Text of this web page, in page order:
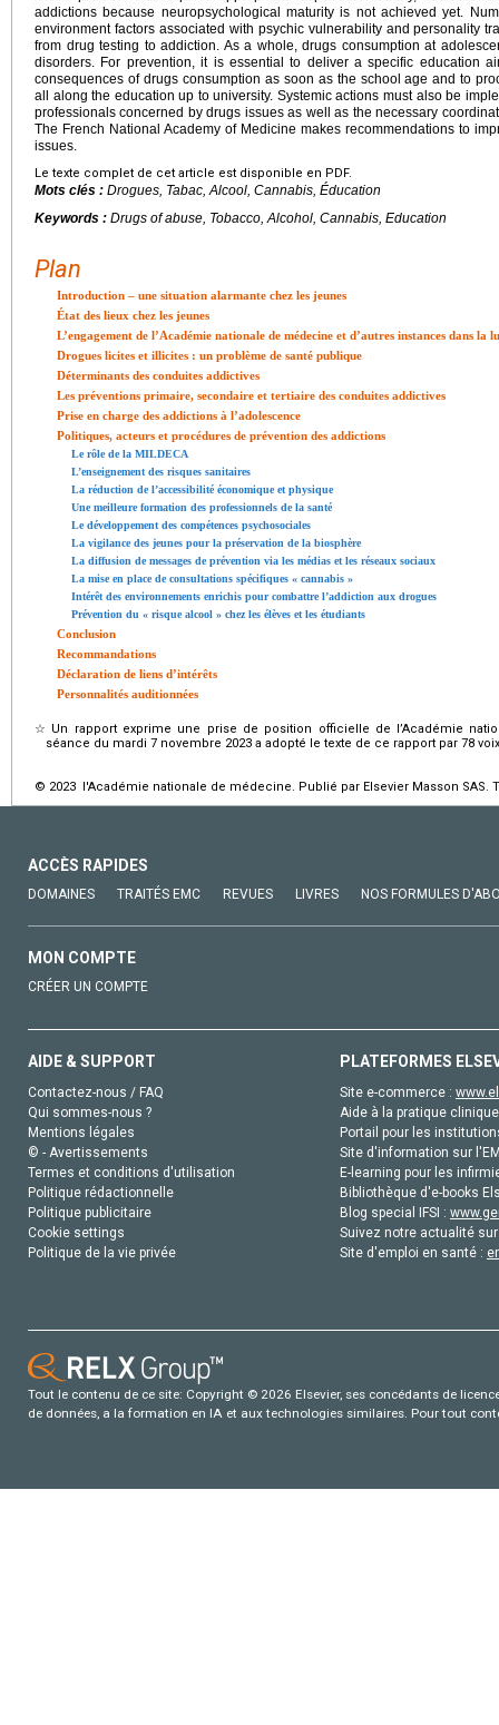
addictions because neuropsychological maturity is not achieved yet.
environment factors associated with psychic vulnerability and personality
from drug testing to addiction. As a whole, drugs consumption at
disorders. For prevention, it is essential to deliver a specific education
consequences of drugs consumption as soon as the school age and to
all along the education up to university. Systemic actions must also be
professionals concerned by drugs issues as well as the necessary
The French National Academy of Medicine makes recommendations to
issues.
Le texte complet de cet article est disponible en PDF.
Mots clés : Drogues, Tabac, Alcool, Cannabis, Éducation
Keywords : Drugs of abuse, Tobacco, Alcohol, Cannabis, Education
Plan
Introduction – une situation alarmante chez les jeunes
État des lieux chez les jeunes
L’engagement de l’Académie nationale de médecine et d’autres instances dans
Drogues licites et illicites : un problème de santé publique
Déterminants des conduites addictives
Les préventions primaire, secondaire et tertiaire des conduites addictives
Prise en charge des addictions à l’adolescence
Politiques, acteurs et procédures de prévention des addictions
Le rôle de la MILDECA
L’enseignement des risques sanitaires
La réduction de l’accessibilité économique et physique
Une meilleure formation des professionnels de la santé
Le développement des compétences psychosociales
La vigilance des jeunes pour la préservation de la biosphère
La diffusion de messages de prévention via les médias et les réseaux sociaux
La mise en place de consultations spécifiques « cannabis »
Intérêt des environnements enrichis pour combattre l’addiction aux drogues
Prévention du « risque alcool » chez les élèves et les étudiants
Conclusion
Recommandations
Déclaration de liens d’intérêts
Personnalités auditionnées
☆ Un rapport exprime une prise de position officielle de l’Académie
séance du mardi 7 novembre 2023 a adopté le texte de ce rapport par 78
© 2023 l'Académie nationale de médecine. Publié par Elsevier Masson SAS.
ACCÈS RAPIDES
DOMAINES TRAITÉS EMC REVUES LIVRES NOS FORMULES
MON COMPTE
CRÉER UN COMPTE
AIDE & SUPPORT
Contactez-nous / FAQ
Qui sommes-nous ?
Mentions légales
© - Avertissements
Termes et conditions d'utilisation
Politique rédactionnelle
Politique publicitaire
Cookie settings
Politique de la vie privée
PLATEFORMES
Site e-commerce :
Aide à la pratique
Portail pour les
Site d'information sur
E-learning pour les
Bibliothèque d'e-books
Blog special IFSI :
Suivez notre actualité
Site d'emploi en santé :
Tout le contenu de ce site: Copyright © 2026 Elsevier, ses concédants de
de données, a la formation en IA et aux technologies similaires. Pour tout